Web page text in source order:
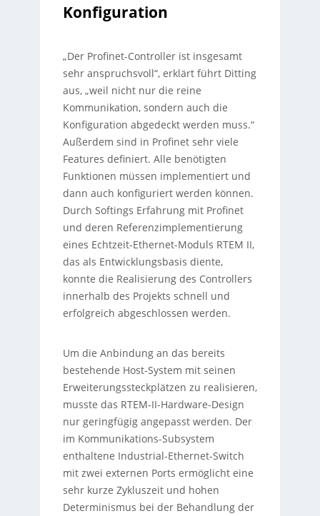
Konfiguration
„Der Profinet-Controller ist insgesamt
sehr anspruchsvoll“, erklärt führt Ditting
aus, „weil nicht nur die reine
Kommunikation, sondern auch die
Konfiguration abgedeckt werden muss.“
Außerdem sind in Profinet sehr viele
Features definiert. Alle benötigten
Funktionen müssen implementiert und
dann auch konfiguriert werden können.
Durch Softings Erfahrung mit Profinet
und deren Referenzimplementierung
eines Echtzeit-Ethernet-Moduls RTEM II,
das als Entwicklungsbasis diente,
konnte die Realisierung des Controllers
innerhalb des Projekts schnell und
erfolgreich abgeschlossen werden.
Um die Anbindung an das bereits
bestehende Host-System mit seinen
Erweiterungssteckplätzen zu realisieren,
musste das RTEM-II-Hardware-Design
nur geringfügig angepasst werden. Der
im Kommunikations-Subsystem
enthaltene Industrial-Ethernet-Switch
mit zwei externen Ports ermöglicht eine
sehr kurze Zykluszeit und hohen
Determinismus bei der Behandlung der